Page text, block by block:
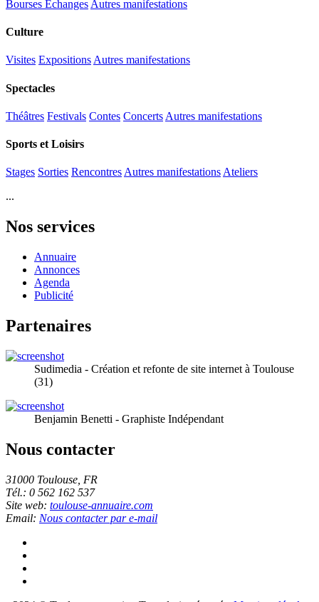
Bourses Échanges Autres manifestations
Culture
Visites Expositions Autres manifestations
Spectacles
Théâtres Festivals Contes Concerts Autres manifestations
Sports et Loisirs
Stages Sorties Rencontres Autres manifestations Ateliers
...
Nos services
Annuaire
Annonces
Agenda
Publicité
Partenaires
Sudimedia - Création et refonte de site internet à Toulouse
(31)
Benjamin Benetti - Graphiste Indépendant
Nous contacter
31000 Toulouse, FR
Tél.: 0 562 162 537
Site web: toulouse-annuaire.com
Email: Nous contacter par e-mail